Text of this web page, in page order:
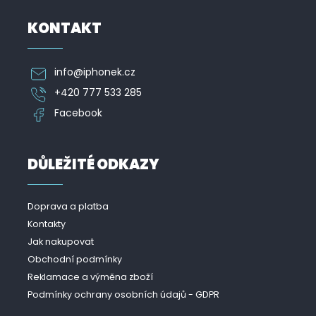
KONTAKT
info@iphonek.cz
+420 777 533 285
Facebook
DŮLEŽITÉ ODKAZY
Doprava a platba
Kontakty
Jak nakupovat
Obchodní podmínky
Reklamace a výměna zboží
Podmínky ochrany osobních údajů - GDPR